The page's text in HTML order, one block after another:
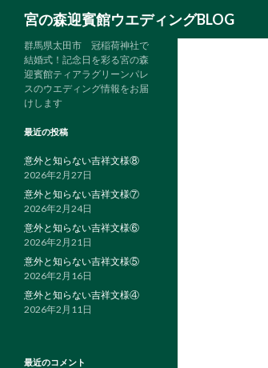
宮の森迎賓館ウエディングBLOG
群馬県太田市 冠稲荷神社で
結婚式！記念日を彩る宮の森
迎賓館ティアラグリーンパレ
スのウエディング情報をお届
けします
最近の投稿
意外と知らない吉祥文様⑧
2026年2月27日
意外と知らない吉祥文様⑦
2026年2月24日
意外と知らない吉祥文様⑥
2026年2月21日
意外と知らない吉祥文様⑤
2026年2月16日
意外と知らない吉祥文様④
2026年2月11日
最近のコメント